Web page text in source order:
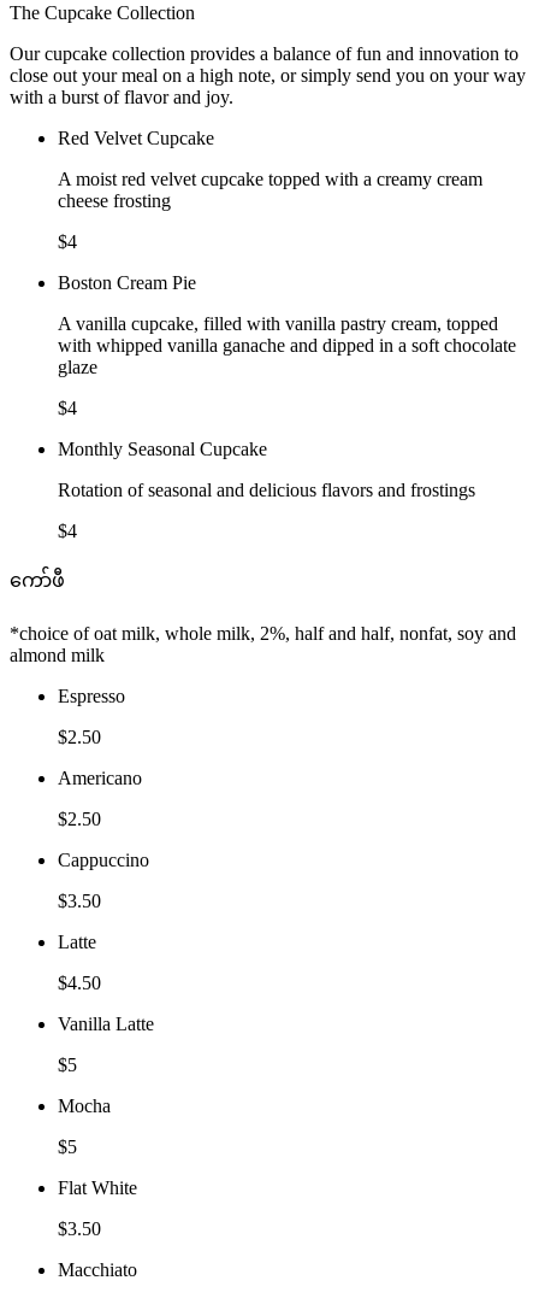
The Cupcake Collection
Our cupcake collection provides a balance of fun and innovation to
close out your meal on a high note, or simply send you on your way
with a burst of flavor and joy.
Red Velvet Cupcake
A moist red velvet cupcake topped with a creamy cream
cheese frosting
$4
Boston Cream Pie
A vanilla cupcake, filled with vanilla pastry cream, topped
with whipped vanilla ganache and dipped in a soft chocolate
glaze
$4
Monthly Seasonal Cupcake
Rotation of seasonal and delicious flavors and frostings
$4
ကော်ဖီ
*choice of oat milk, whole milk, 2%, half and half, nonfat, soy and
almond milk
Espresso
$2.50
Americano
$2.50
Cappuccino
$3.50
Latte
$4.50
Vanilla Latte
$5
Mocha
$5
Flat White
$3.50
Macchiato